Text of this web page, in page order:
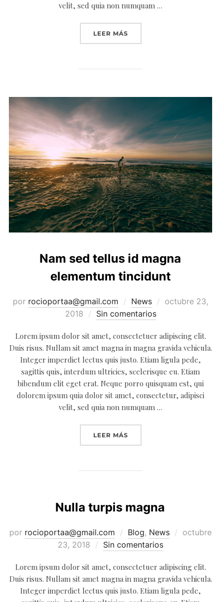
velit, sed quia non numquam …
LEER MÁS«CUM SOCIIS NATOQUE
Nam sed tellus id magna
elementum tincidunt
por rocioportaa@gmail.com News
Publicado
octubre 23,
2018
Sin comentarios
Lorem ipsum dolor sit amet, consectetuer adipiscing elit.
Duis risus. Nullam sit amet magna in magna gravida vehicula.
Integer imperdiet lectus quis justo. Etiam ligula pede,
sagittis quis, interdum ultricies, scelerisque eu. Etiam
bibendum elit eget erat. Neque porro quisquam est, qui
dolorem ipsum quia dolor sit amet, consectetur, adipisci
velit, sed quia non numquam …
LEER MÁS«NAM SED TELLUS ID
Nulla turpis magna
por rocioportaa@gmail.com Blog, News
Publicado
octubre
23, 2018
Sin comentarios
Lorem ipsum dolor sit amet, consectetuer adipiscing elit.
Duis risus. Nullam sit amet magna in magna gravida vehicula.
Integer imperdiet lectus quis justo. Etiam ligula pede,